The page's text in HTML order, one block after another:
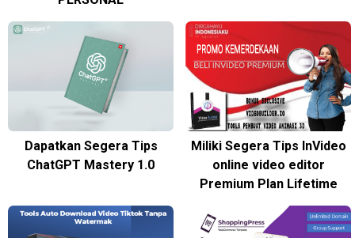
Dapatkan Segera Tips
ChatGPT Mastery 1.0
Miliki Segera Tips InVideo
online video editor
Premium Plan Lifetime